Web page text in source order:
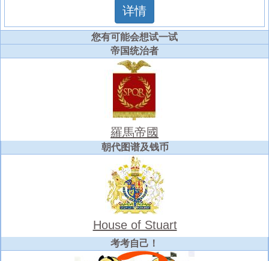
详情
您有可能会想试一试
帝国统治者
羅馬帝國
朝代图谱及钱币
House of Stuart
考考自己！